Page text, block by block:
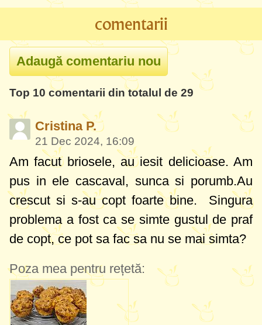
comentarii
Top 10 comentarii din totalul de 29
Cristina P.
21 Dec 2024, 16:09
Am facut briosele, au iesit delicioase. Am
pus in ele cascaval, sunca si porumb.Au
crescut si s-au copt foarte bine. Singura
problema a fost ca se simte gustul de praf
de copt, ce pot sa fac sa nu se mai simta?
Poza mea pentru rețetă: